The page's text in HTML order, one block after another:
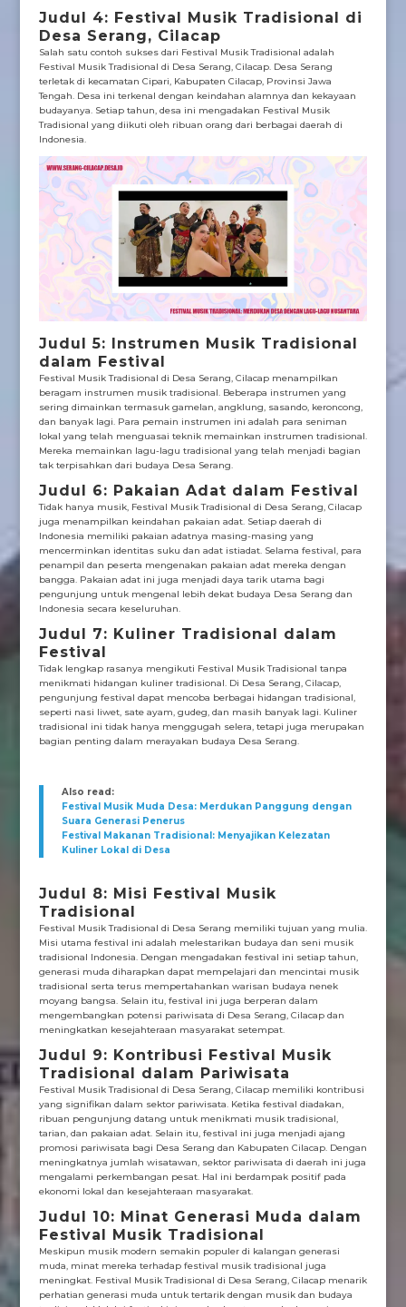
Judul 4: Festival Musik Tradisional di
Desa Serang, Cilacap
Salah satu contoh sukses dari Festival Musik Tradisional adalah
Festival Musik Tradisional di Desa Serang, Cilacap. Desa Serang
terletak di kecamatan Cipari, Kabupaten Cilacap, Provinsi Jawa
Tengah. Desa ini terkenal dengan keindahan alamnya dan kekayaan
budayanya. Setiap tahun, desa ini mengadakan Festival Musik
Tradisional yang diikuti oleh ribuan orang dari berbagai daerah di
Indonesia.
Judul 5: Instrumen Musik Tradisional
dalam Festival
Festival Musik Tradisional di Desa Serang, Cilacap menampilkan
beragam instrumen musik tradisional. Beberapa instrumen yang
sering dimainkan termasuk gamelan, angklung, sasando, keroncong,
dan banyak lagi. Para pemain instrumen ini adalah para seniman
lokal yang telah menguasai teknik memainkan instrumen tradisional.
Mereka memainkan lagu-lagu tradisional yang telah menjadi bagian
tak terpisahkan dari budaya Desa Serang.
Judul 6: Pakaian Adat dalam Festival
Tidak hanya musik, Festival Musik Tradisional di Desa Serang, Cilacap
juga menampilkan keindahan pakaian adat. Setiap daerah di
Indonesia memiliki pakaian adatnya masing-masing yang
mencerminkan identitas suku dan adat istiadat. Selama festival, para
penampil dan peserta mengenakan pakaian adat mereka dengan
bangga. Pakaian adat ini juga menjadi daya tarik utama bagi
pengunjung untuk mengenal lebih dekat budaya Desa Serang dan
Indonesia secara keseluruhan.
Judul 7: Kuliner Tradisional dalam
Festival
Tidak lengkap rasanya mengikuti Festival Musik Tradisional tanpa
menikmati hidangan kuliner tradisional. Di Desa Serang, Cilacap,
pengunjung festival dapat mencoba berbagai hidangan tradisional,
seperti nasi liwet, sate ayam, gudeg, dan masih banyak lagi. Kuliner
tradisional ini tidak hanya menggugah selera, tetapi juga merupakan
bagian penting dalam merayakan budaya Desa Serang.
Also read:
Festival Musik Muda Desa: Merdukan Panggung dengan
Suara Generasi Penerus
Festival Makanan Tradisional: Menyajikan Kelezatan
Kuliner Lokal di Desa
Judul 8: Misi Festival Musik
Tradisional
Festival Musik Tradisional di Desa Serang memiliki tujuan yang mulia.
Misi utama festival ini adalah melestarikan budaya dan seni musik
tradisional Indonesia. Dengan mengadakan festival ini setiap tahun,
generasi muda diharapkan dapat mempelajari dan mencintai musik
tradisional serta terus mempertahankan warisan budaya nenek
moyang bangsa. Selain itu, festival ini juga berperan dalam
mengembangkan potensi pariwisata di Desa Serang, Cilacap dan
meningkatkan kesejahteraan masyarakat setempat.
Judul 9: Kontribusi Festival Musik
Tradisional dalam Pariwisata
Festival Musik Tradisional di Desa Serang, Cilacap memiliki kontribusi
yang signifikan dalam sektor pariwisata. Ketika festival diadakan,
ribuan pengunjung datang untuk menikmati musik tradisional,
tarian, dan pakaian adat. Selain itu, festival ini juga menjadi ajang
promosi pariwisata bagi Desa Serang dan Kabupaten Cilacap. Dengan
meningkatnya jumlah wisatawan, sektor pariwisata di daerah ini juga
mengalami perkembangan pesat. Hal ini berdampak positif pada
ekonomi lokal dan kesejahteraan masyarakat.
Judul 10: Minat Generasi Muda dalam
Festival Musik Tradisional
Meskipun musik modern semakin populer di kalangan generasi
muda, minat mereka terhadap festival musik tradisional juga
meningkat. Festival Musik Tradisional di Desa Serang, Cilacap menarik
perhatian generasi muda untuk tertarik dengan musik dan budaya